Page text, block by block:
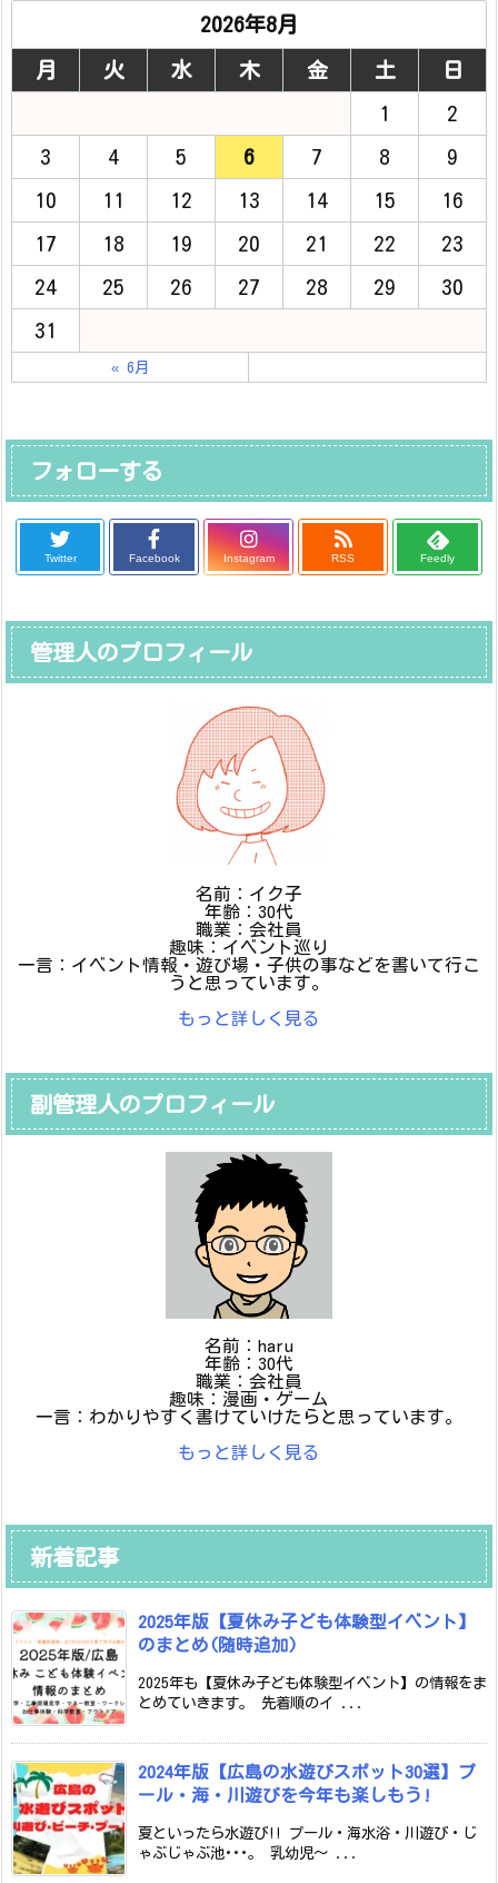
2026年8月
月 火 水 木 金 土 日
1 2
3 4 5 6 7 8 9
10 11 12 13 14 15 16
17 18 19 20 21 22 23
24 25 26 27 28 29 30
31
« 6月
フォローする
Twitter Facebook Instagram RSS Feedly
管理人のプロフィール
名前：イク子
年齢：30代
職業：会社員
趣味：イベント巡り
一言：イベント情報・遊び場・子供の事などを書いて行こ
うと思っています。
もっと詳しく見る
副管理人のプロフィール
名前：haru
年齢：30代
職業：会社員
趣味：漫画・ゲーム
一言：わかりやすく書けていけたらと思っています。
もっと詳しく見る
新着記事
2025年版【夏休み子ども体験型イベント】
のまとめ(随時追加)
2025年も【夏休み子ども体験型イベント】の情報をま
とめていきます。 先着順のイ ...
2024年版【広島の水遊びスポット30選】プ
ール・海・川遊びを今年も楽しもう!
夏といったら水遊び!! プール・海水浴・川遊び・じ
ゃぶじゃぶ池･･･。 乳幼児～ ...